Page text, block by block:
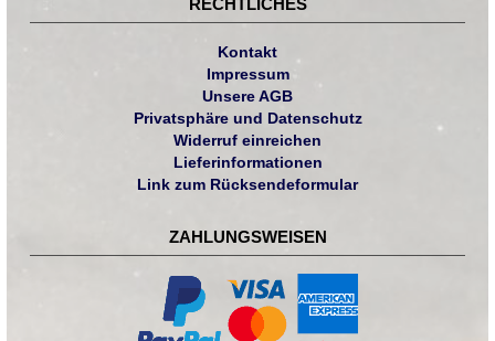
RECHTLICHES
Kontakt
Impressum
Unsere AGB
Privatsphäre und Datenschutz
Widerruf einreichen
Lieferinformationen
Link zum Rücksendeformular
ZAHLUNGSWEISEN